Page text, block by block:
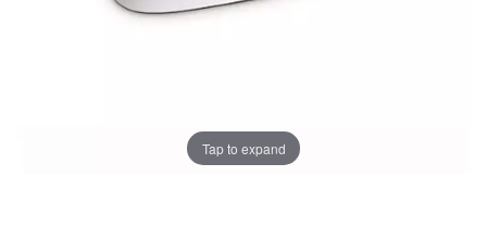
Tap to expand